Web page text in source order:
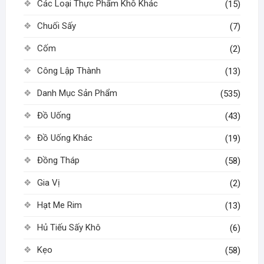
Các Loại Thực Phẩm Khô Khác (15)
Chuối Sấy (7)
Cốm (2)
Công Lập Thành (13)
Danh Mục Sản Phẩm (535)
Đồ Uống (43)
Đồ Uống Khác (19)
Đồng Tháp (58)
Gia Vị (2)
Hạt Me Rim (13)
Hủ Tiếu Sấy Khô (6)
Kẹo (58)